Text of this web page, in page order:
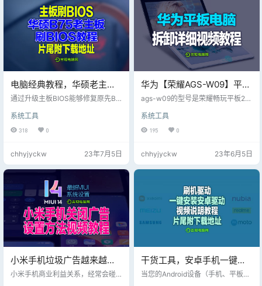
电脑经典教程，华硕老主板
刷机刷BIOS详细视频教程，
通过升级主板BIOS能够修复原先BI
或者说识别更多的CPU，例如新推
出的CPU，可能搭配上一代主板就
亮的情况，这种情况下我们则需要
更新主板BIOS才可以支持新款CP
也不同，但是方法基本大同小异，
而今天针对的是华硕主板来刷新BIO
S版本，那么华硕主板怎么刷BIOS…
系统工具
318 0
chhyjyckw 23年7月5日
华为【荣耀AGS-W09】平板
电脑详细拆解视频教程~~
ags-w09的型号是荣耀畅玩平板2，
存（高配版），支持SD卡最大128G
B扩展，在软件上配备EMUI5.1系
存压缩比提升到50%以上；深度结
合硬件特点，存储IO优化，提升流
特点，合理定制资源分配策略，护
航畅快体验。
系统工具
195 0
chhyjyckw 23年6月5日
小米手机垃圾广告越来越
多，关闭小米手机垃圾广告
小米手机商业利益关系，经常会碰
干货工具，安卓手机一键驱
动，几乎支持所有的安卓手
当您的Android设备（手机、平板电